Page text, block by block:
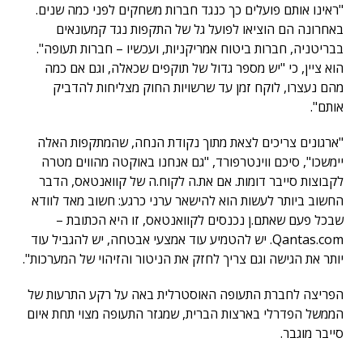
"ראינו אותם פועלים כך כנגד חברות משחקים לפני כמה שנים.
באחרונה הם הוציאו לפועל גל של התקפות נגד קמעונאים
בבריטניה, חברות ביטוח אמריקניות, ועכשיו – חברות תעופה".
הוא ציין, כי "יש מספר גדול של תוקפים שכאלה, וגם אם כמה
מהם נעצרו, לוקח זמן עד שרשויות החוק מצליחות להדביק
אותם".
"ארגונים צריכים לצאת מתוך נקודת הנחה, שהמתקפות האלה
יימשכו", סיכם ווינטרפורד, "גם אנחנו באוקטה מהווים מטרה
לקבוצות סייבר דומות. אם את.ה לקוח.ה של קוואנטאס, הדבר
החשוב ביותר לעשות הוא להישאר ערני כרגע: חשוב מאד לוודא
שבכל פעם שאתם.ן נכנסים לקוואנטאס, זו היא הכתובת –
Qantas.com. יש להטמיע עוד אמצעי אבטחה, יש להגביל עוד
יותר את הגישה וגם צריך לחזק את הניטור והזיהוי של המערכות".
הפריצה לחברת התעופה האוסטרלית באה על רקע התרעות של
הממשל הפדרלי בארצות הברית, שמגזר התעופה מצוי תחת איום
סייבר מוגבר.